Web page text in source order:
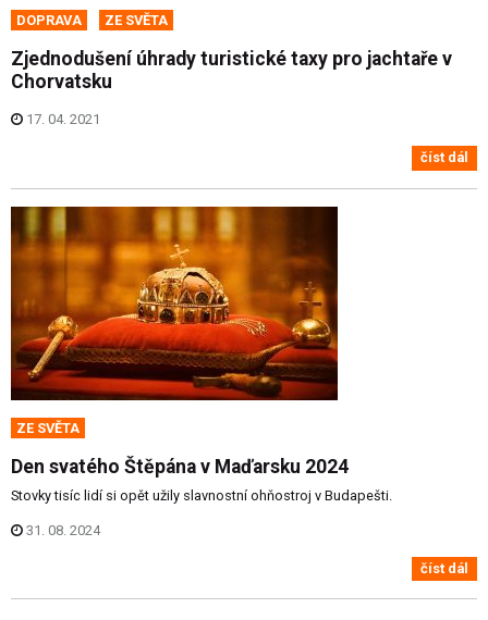
DOPRAVA ZE SVĚTA
Zjednodušení úhrady turistické taxy pro jachtaře v
Chorvatsku
17. 04. 2021
číst dál
ZE SVĚTA
Den svatého Štěpána v Maďarsku 2024
Stovky tisíc lidí si opět užily slavnostní ohňostroj v Budapešti.
31. 08. 2024
číst dál